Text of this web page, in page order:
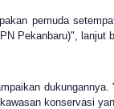
pemuda
Pekanbaru)", lanjut
konservasi